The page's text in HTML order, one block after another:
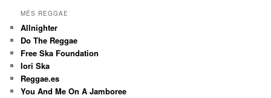
MÉS REGGAE
Allnighter
Do The Reggae
Free Ska Foundation
Iori Ska
Reggae.es
You And Me On A Jamboree